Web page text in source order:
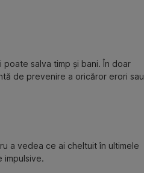
poate salva timp și bani. În doar
de prevenire a oricăror erori sau
a vedea ce ai cheltuit în ultimele
impulsive.